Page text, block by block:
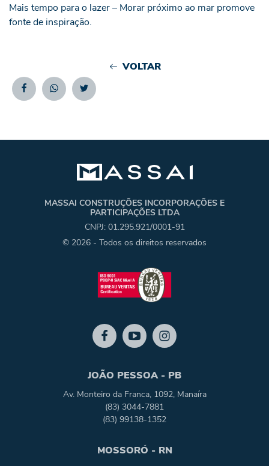
Mais tempo para o lazer – Morar próximo ao mar promove
fonte de inspiração.
VOLTAR
FacebookWhatsappTwitter
MASSAI CONSTRUÇÕES INCORPORAÇÕES E
PARTICIPAÇÕES LTDA
CNPJ: 01.295.921/0001-91
© 2026 - Todos os direitos reservados
JOÃO PESSOA - PB
Av. Monteiro da Franca, 1092, Manaíra
(83) 3044-7881
(83) 99138-1352
MOSSORÓ - RN